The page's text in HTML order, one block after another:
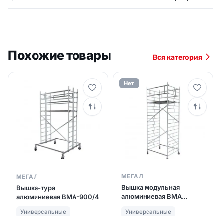
Похожие товары Вся категория
МЕГАЛ
Вышка-тура
алюминиевая ВМА-900/4
Универсальные
Нет
МЕГАЛ
Вышка модульная
алюминиевая ВМА
Универсальные